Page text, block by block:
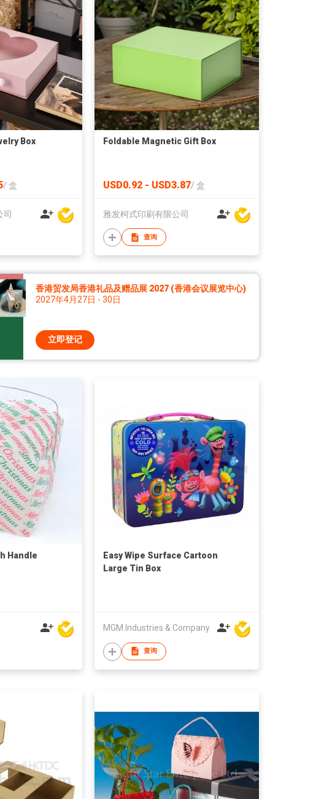
Box
/ 盒
司
Foldable Magnetic Gift Box
USD0.92 - USD3.87/ 盒
雅发柯式印刷有限公司
查询
香港贸发局香港礼品及赠品展 2027 (香港会议展览中心)
2027年4月27日 - 30日
立即登记
Handle
Easy Wipe Surface Cartoon
Large Tin Box
MGM Industries & Company
查询